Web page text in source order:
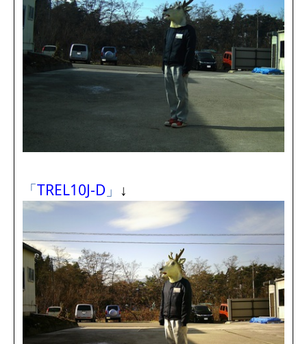
「TREL10J-D 」 ↓